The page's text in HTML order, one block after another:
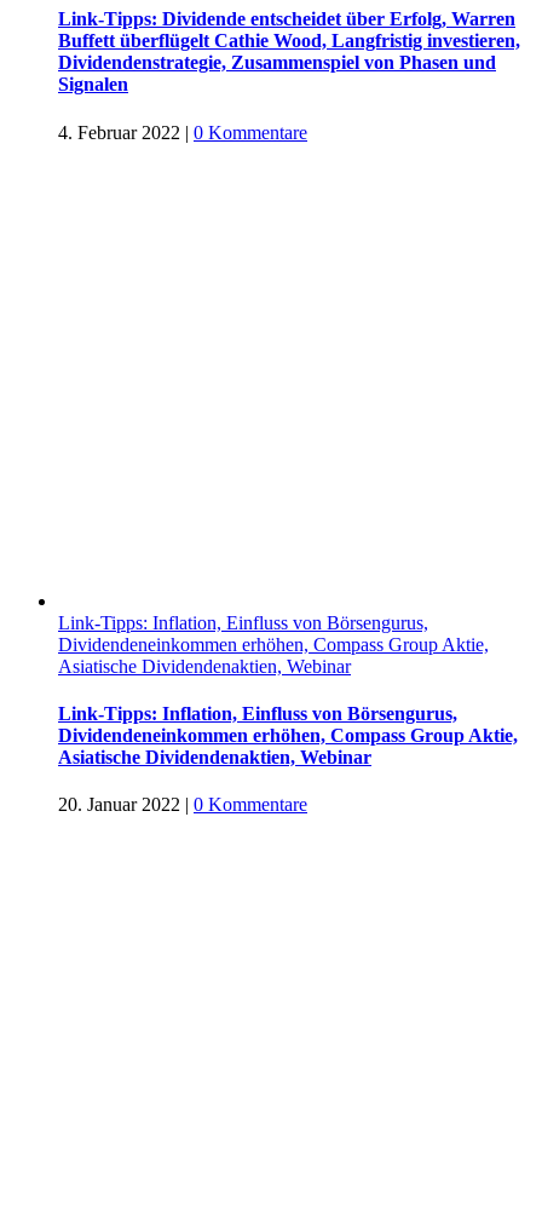
Link-Tipps: Dividende entscheidet über Erfolg, Warren
Buffett überflügelt Cathie Wood, Langfristig investieren,
Dividendenstrategie, Zusammenspiel von Phasen und
Signalen
4. Februar 2022 | 0 Kommentare
Link-Tipps: Inflation, Einfluss von Börsengurus,
Dividendeneinkommen erhöhen, Compass Group Aktie,
Asiatische Dividendenaktien, Webinar
Link-Tipps: Inflation, Einfluss von Börsengurus,
Dividendeneinkommen erhöhen, Compass Group Aktie,
Asiatische Dividendenaktien, Webinar
20. Januar 2022 | 0 Kommentare